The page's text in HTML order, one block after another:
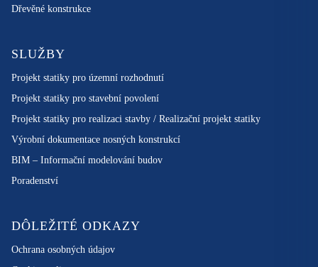
Dřevěné konstrukce
SLUŽBY
Projekt statiky pro územní rozhodnutí
Projekt statiky pro stavební povolení
Projekt statiky pro realizaci stavby / Realizační projekt statiky
Výrobní dokumentace nosných konstrukcí
BIM – Informační modelování budov
Poradenství
DÔLEŽITÉ ODKAZY
Ochrana osobných údajov